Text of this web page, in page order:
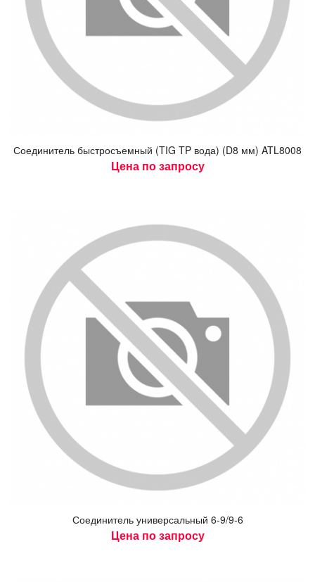
Со­еди­нитель быс­тросъ­ем­ный (TIG TP во­да) (D8 мм) ATL8008
Цена по запросу
Со­еди­нитель уни­вер­саль­ный 6-9/9-6
Цена по запросу